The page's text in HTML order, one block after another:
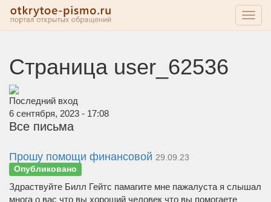
Страница user_62536
Последний вход
6 сентября, 2023 - 17:08
Все письма
Прошу помощи финансовой 29.09.23
Опубликовано
Здраствуйте Билл Гейтс памагите мне пажалуста я слышал
многа о вас что вы хороший человек что вы помогаете